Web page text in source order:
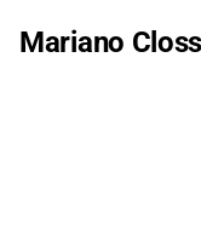
Mariano Closs